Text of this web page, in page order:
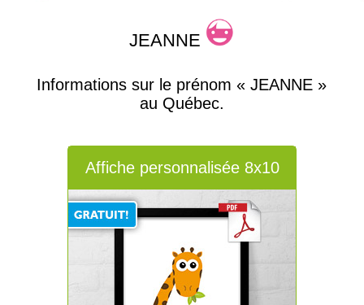
JEANNE
Informations sur le prénom « JEANNE »
au Québec.
Affiche personnalisée 8x10